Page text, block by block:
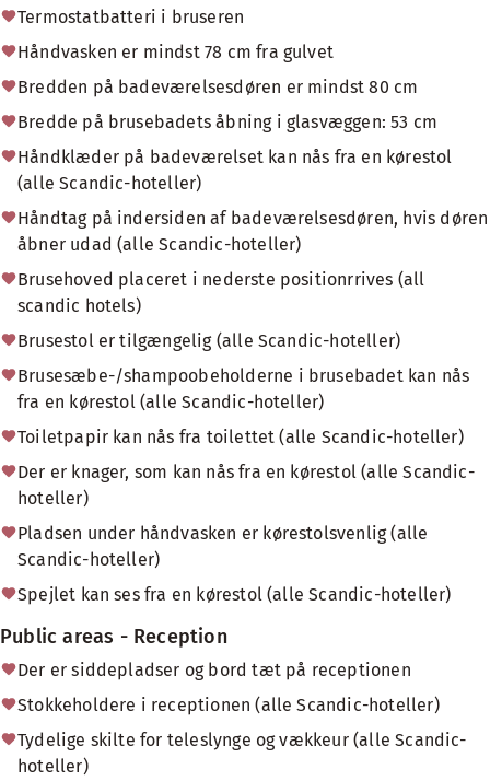
Termostatbatteri i bruseren
Håndvasken er mindst 78 cm fra gulvet
Bredden på badeværelsesdøren er mindst 80 cm
Bredde på brusebadets åbning i glasvæggen: 53 cm
Håndklæder på badeværelset kan nås fra en kørestol
(alle Scandic-hoteller)
Håndtag på indersiden af badeværelsesdøren, hvis døren
åbner udad (alle Scandic-hoteller)
Brusehoved placeret i nederste positionrrives (all
scandic hotels)
Brusestol er tilgængelig (alle Scandic-hoteller)
Brusesæbe-/shampoobeholderne i brusebadet kan nås
fra en kørestol (alle Scandic-hoteller)
Toiletpapir kan nås fra toilettet (alle Scandic-hoteller)
Der er knager, som kan nås fra en kørestol (alle Scandic-
hoteller)
Pladsen under håndvasken er kørestolsvenlig (alle
Scandic-hoteller)
Spejlet kan ses fra en kørestol (alle Scandic-hoteller)
Public areas - Reception
Der er siddepladser og bord tæt på receptionen
Stokkeholdere i receptionen (alle Scandic-hoteller)
Tydelige skilte for teleslynge og vækkeur (alle Scandic-
hoteller)